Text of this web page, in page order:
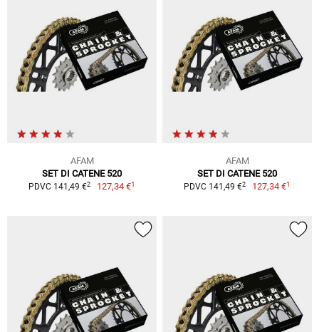
AFAM
SET DI CATENE 520
PDVC 141,49 €2 127,34 €1
AFAM
SET DI CATENE 520
PDVC 141,49 €2 127,34 €1